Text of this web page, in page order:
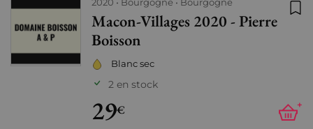
Macon-Villages 2020 - Pierre
Boisson
Blanc sec
2 en stock
29€ +